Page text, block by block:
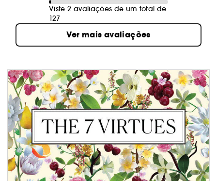
Viste 2 avaliações de um total de
127
Ver mais avaliações